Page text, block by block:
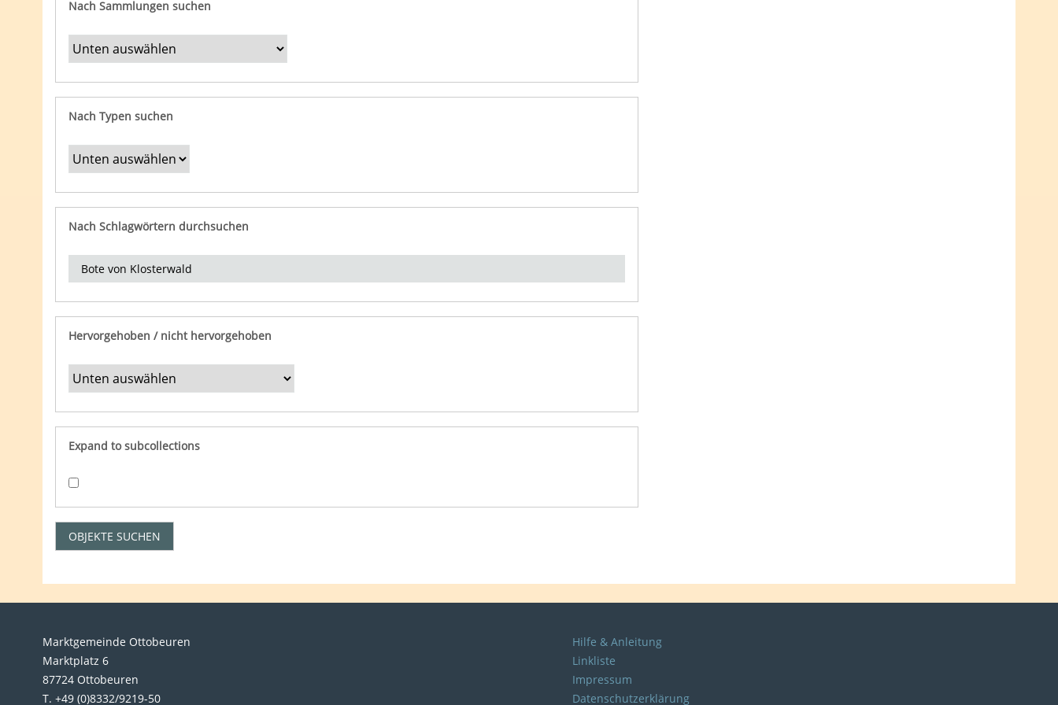
Nach Sammlungen suchen
Nach Typen suchen
Nach Schlagwörtern durchsuchen
Hervorgehoben / nicht hervorgehoben
Expand to subcollections
Marktgemeinde Ottobeuren
Marktplatz 6
87724 Ottobeuren
T. +49 (0)8332/9219-50
Hilfe & Anleitung
Linkliste
Impressum
Datenschutzerklärung